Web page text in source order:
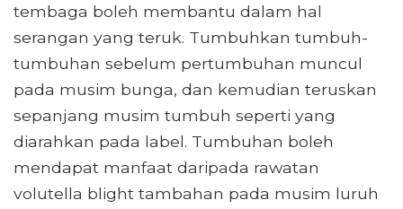
tembaga boleh membantu dalam hal
serangan yang teruk. Tumbuhkan tumbuh-
tumbuhan sebelum pertumbuhan muncul
pada musim bunga, dan kemudian teruskan
sepanjang musim tumbuh seperti yang
diarahkan pada label. Tumbuhan boleh
mendapat manfaat daripada rawatan
volutella blight tambahan pada musim luruh